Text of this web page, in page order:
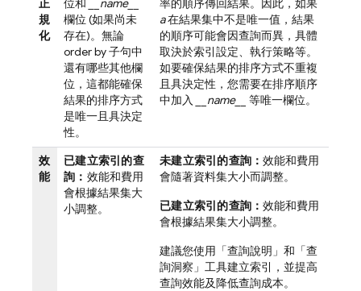
正
規
化
位和
__name__
欄位 (如果尚未
存在)。無論
order by 子句中
還有哪些其他欄
位，這都能確保
結果的排序方式
是唯一且具決定
性。
率的順序傳回結果。因此，如果
a在結果集中不是唯一值，結果
的順序可能會因查詢而異，具體
取決於索引設定、執行策略等。
如要確保結果的排序方式不重複
且具決定性，您需要在排序順序
中加入
__name__ 等唯一欄位。
效
能
已建立索引的查
詢： 效能和費用
會根據結果集大
小調整。
未建立索引的查詢：效能和費用
會隨著資料集大小而調整。
已建立索引的查詢：效能和費用
會根據結果集大小調整。
建議您使用「查詢說明」和「查
詢洞察」工具建立索引，並提高
查詢效能及降低查詢成本。